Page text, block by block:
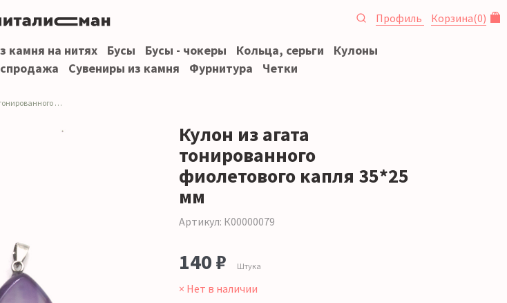
Профиль Корзина(0)
камня на нитях Бусы Бусы - чокеры Кольца, серьги
Кулоны
Сувениры из камня Фурнитура Четки
капля 35*25 мм
Кулон из агата
тонированного
фиолетового капля 35*25
мм
Артикул: К00000079
140 ₽ Штука
× Нет в наличии